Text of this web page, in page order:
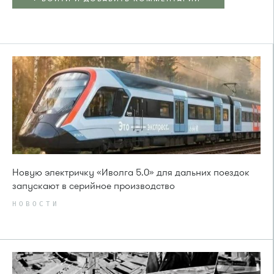
Новую электричку «Иволга 5.0» для дальних поездок
запускают в серийное производство
НОВОСТИ